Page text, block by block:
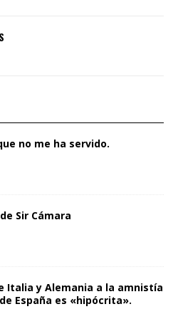
no me ha servido.
Sir Cámara
Italia y Alemania a la amnistía
España es «hipócrita».